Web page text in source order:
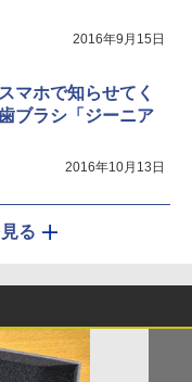
2016年9月15日
マホで知らせてく
ブラシ「ジーニア
2016年10月13日
る